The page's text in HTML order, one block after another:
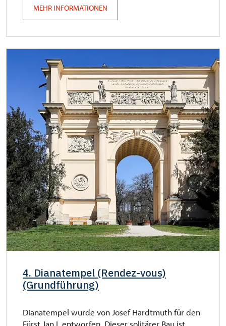
MEHR INFORMATIONEN
4. Dianatempel (Rendez-vous)
(Grundführung)
Dianatempel wurde von Josef Hardtmuth für den